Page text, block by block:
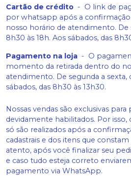
Cartão de crédito - O link de
por whatsapp após a
nosso horário de atendimento. De
8h30 às 18h. Aos sábados, das
Pagamento na loja - O
momento da retirada dentro do
atendimento. De segunda a sexta,
sábados, das 8h30 às 13h30.
Nossas vendas são exclusivas
devidamente habilitados. Por
só são realizados após a
cadastrais e dos itens que
atento, após você finalizar seu
e caso tudo esteja correto
pagamento via WhatsApp.